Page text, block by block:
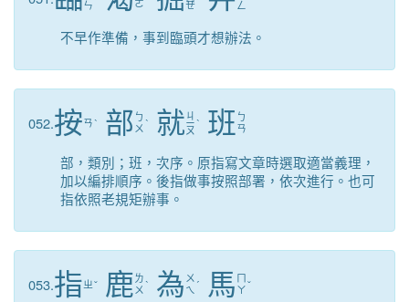
ㄣ ㄜ ㄝ ㄥ
不早作準備，事到臨頭才想辦法。
052.按ㄢˋ 部 ㄅ
ㄨ ˋ 就 ㄐ
ㄧ
ㄡ
ˋ 班 ㄅ
ㄢ
部，類別；班，次序。原指寫文章時選取適當義理，
加以編排順序。後指做事按照部署，依次進行。也可
指依照老規矩辦事。
053.指ㄓˇ 鹿ㄌ
ㄨ ˋ 為 ㄨ
ㄟ ˊ 馬 ㄇ
ㄚˇ